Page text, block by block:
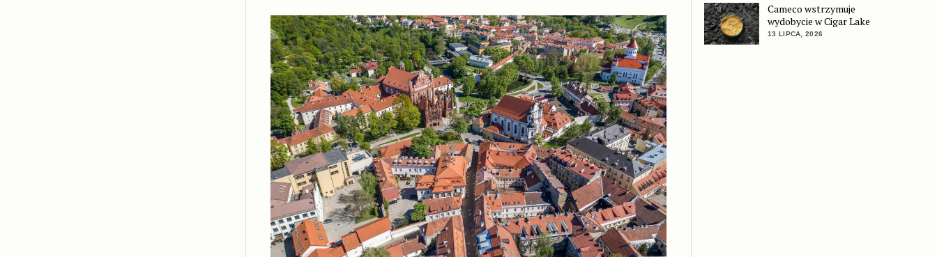
Cameco wstrzymuje
wydobycie w Cigar Lake
13 LIPCA, 2026